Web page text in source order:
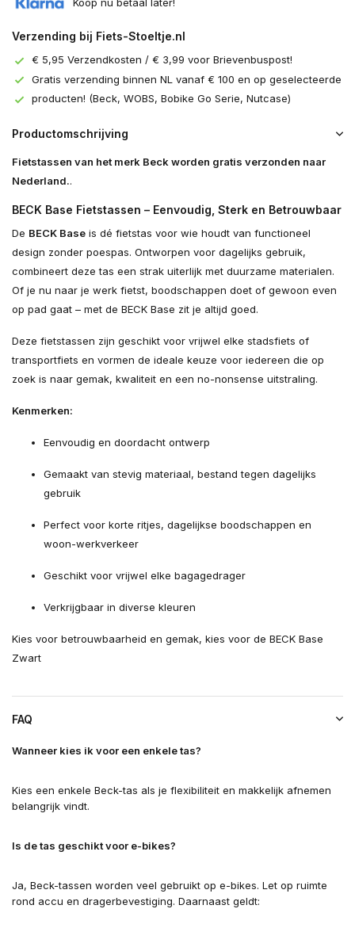
Verzending bij Fiets-Stoeltje.nl
€ 5,95 Verzendkosten / € 3,99 voor Brievenbuspost!
Gratis verzending binnen NL vanaf € 100 en op geselecteerde
producten! (Beck, WOBS, Bobike Go Serie, Nutcase)
Productomschrijving
Fietstassen van het merk Beck worden gratis verzonden naar
Nederland..
BECK Base Fietstassen – Eenvoudig, Sterk en Betrouwbaar
De BECK Base is dé fietstas voor wie houdt van functioneel
design zonder poespas. Ontworpen voor dagelijks gebruik,
combineert deze tas een strak uiterlijk met duurzame materialen.
Of je nu naar je werk fietst, boodschappen doet of gewoon even
op pad gaat – met de BECK Base zit je altijd goed.
Deze fietstassen zijn geschikt voor vrijwel elke stadsfiets of
transportfiets en vormen de ideale keuze voor iedereen die op
zoek is naar gemak, kwaliteit en een no-nonsense uitstraling.
Kenmerken:
Eenvoudig en doordacht ontwerp
Gemaakt van stevig materiaal, bestand tegen dagelijks
gebruik
Perfect voor korte ritjes, dagelijkse boodschappen en
woon-werkverkeer
Geschikt voor vrijwel elke bagagedrager
Verkrijgbaar in diverse kleuren
Kies voor betrouwbaarheid en gemak, kies voor de BECK Base
Zwart
FAQ
Wanneer kies ik voor een enkele tas?
Kies een enkele Beck-tas als je flexibiliteit en makkelijk afnemen
belangrijk vindt.
Is de tas geschikt voor e-bikes?
Ja, Beck-tassen worden veel gebruikt op e-bikes. Let op ruimte
rond accu en dragerbevestiging. Daarnaast geldt: